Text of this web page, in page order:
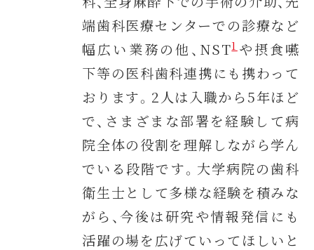
端歯科医療センターでの診療など
幅広い業務の他、NST1 や摂食嚥
下等の医科歯科連携にも携わって
おります。2人は入職から5年ほど
で、さまざまな部署を経験して病
院全体の役割を理解しながら学ん
でいる段階です。大学病院の歯科
衛生士として多様な経験を積みな
がら、今後は研究や情報発信にも
活躍の場を広げていってほしいと